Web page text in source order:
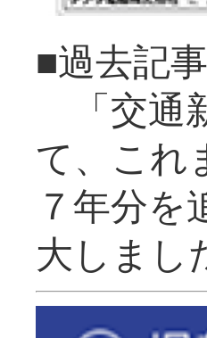
■過去記
「交通
て、これ
７年分
大し